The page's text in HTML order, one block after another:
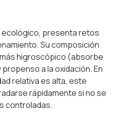
ecológico, presenta retos
Su composición
higroscópico (absorbe
a la oxidación. En
relativa es alta, este
rápidamente si no se
controladas.